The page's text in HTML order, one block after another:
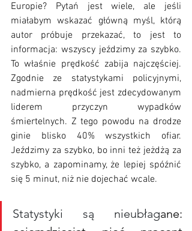
Europie? Pytań jest wiele, ale jeśli
miałabym wskazać główną myśl, którą
autor próbuje przekazać, to jest to
informacja: wszyscy jeździmy za szybko.
To właśnie prędkość zabija najczęściej.
Zgodnie ze statystykami policyjnymi,
nadmierna prędkość jest zdecydowanym
liderem przyczyn wypadków
śmiertelnych. Z tego powodu na drodze
ginie blisko 40% wszystkich ofiar.
Jeździmy za szybko, bo inni też jeżdżą za
szybko, a zapominamy, że lepiej spóźnić
się 5 minut, niż nie dojechać wcale.
Statystyki są nieubłagane: